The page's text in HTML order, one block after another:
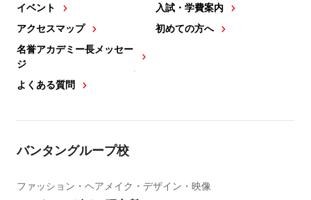
イベント
アクセスマップ
名誉アカデミー長メッセー
ジ
よくある質問
入試・学費案内
初めての方へ
バンタングループ校
ファッション・ヘアメイク・デザイン・映像